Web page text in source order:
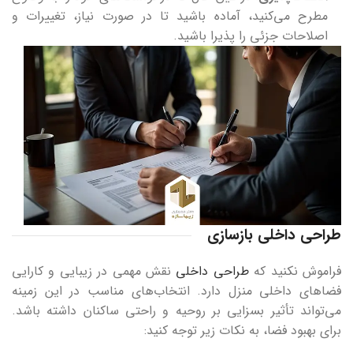
مطرح می‌کنید، آماده باشید تا در صورت نیاز، تغییرات و
اصلاحات جزئی را پذیرا باشید.
طراحی داخلی بازسازی
فراموش نکنید کهطراحی داخلی نقش مهمی در زیبایی و کارایی
فضاهای داخلی منزل دارد. انتخاب‌های مناسب در این زمینه
می‌تواند تأثیر بسزایی بر روحیه و راحتی ساکنان داشته باشد.
برای بهبود فضا، به نکات زیر توجه کنید: